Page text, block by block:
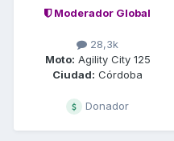
Moderador Global
28,3k
Moto: Agility City 125
Ciudad: Córdoba
Donador